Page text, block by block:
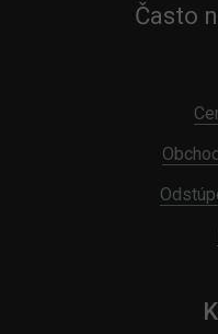
Často